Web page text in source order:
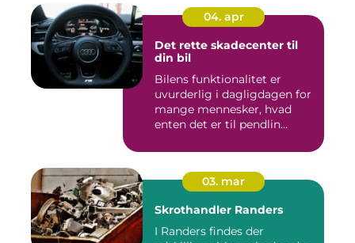
04. apr
Det rette skadecenter til
din bil
Bilens funktionalitet er
uvurderlig i dagligdagen for
mange mennesker, hvad
enten det er til pendlin...
03. mar
Skrothandler Randers
I Randers findes der